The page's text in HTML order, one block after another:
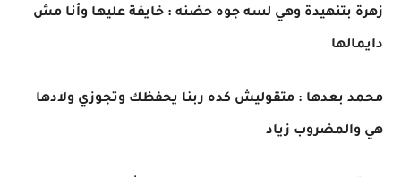
زهرة بتنهيدة وهي لسه جوه حضنه : خايفة عليها وأنا مش
دايمالها
محمد بعدها : متقوليش كده ربنا يحفظك وتجوزي ولادها
هي والمضروب زياد